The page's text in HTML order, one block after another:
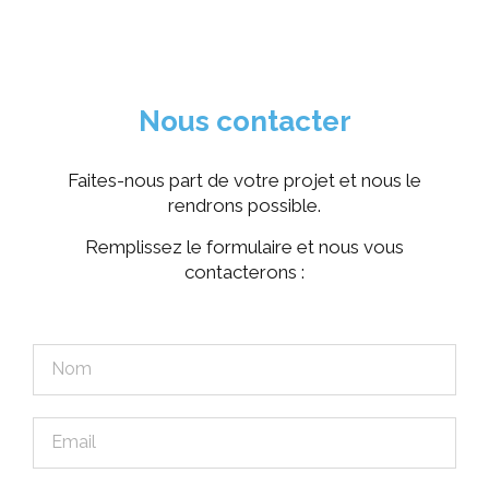
Nous contacter
Faites-nous part de votre projet et nous le
rendrons possible.
Remplissez le formulaire et nous vous
contacterons :